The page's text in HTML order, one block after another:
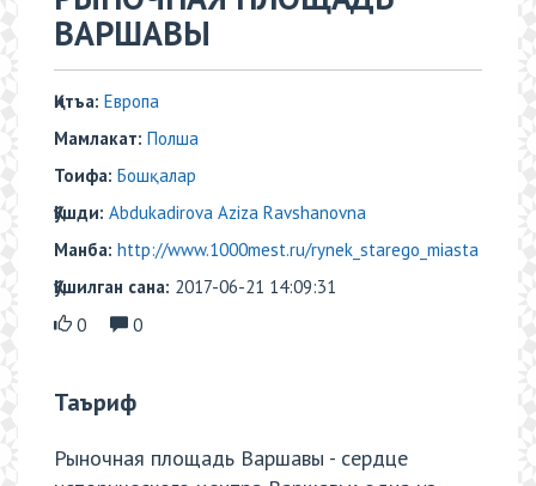
ВАРШАВЫ
Қитъа: Европа
Мамлакат: Полша
Тоифа: Бошқалар
Қўшди: Abdukadirova Aziza Ravshanovna
Манба: http://www.1000mest.ru/rynek_starego_miasta
Қўшилган сана: 2017-06-21 14:09:31
0
0
Таъриф
Рыночная площадь Варшавы - сердце